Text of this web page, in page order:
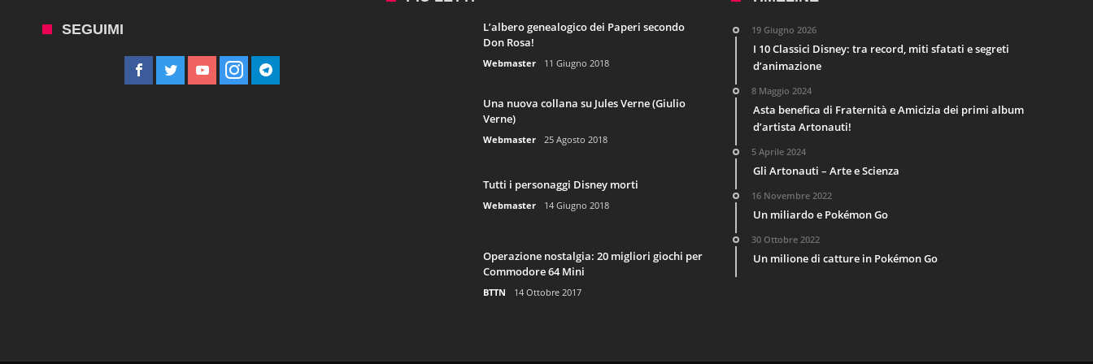
SEGUIMI
L’albero genealogico dei Paperi secondo
Don Rosa!
Webmaster 11 Giugno 2018
Una nuova collana su Jules Verne (Giulio
Verne)
Webmaster 25 Agosto 2018
Tutti i personaggi Disney morti
Webmaster 14 Giugno 2018
Operazione nostalgia: 20 migliori giochi per
Commodore 64 Mini
BTTN 14 Ottobre 2017
19 Giugno 2026
I 10 Classici Disney: tra record, miti sfatati e segreti
d’animazione
8 Maggio 2024
Asta benefica di Fraternità e Amicizia dei primi album
d’artista Artonauti!
5 Aprile 2024
Gli Artonauti – Arte e Scienza
16 Novembre 2022
Un miliardo e Pokémon Go
30 Ottobre 2022
Un milione di catture in Pokémon Go